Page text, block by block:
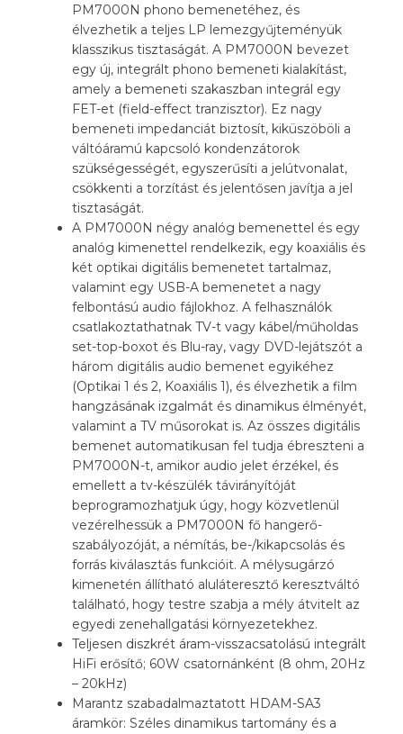
PM7000N phono bemenetéhez, és
élvezhetik a teljes LP lemezgyűjteményük
klasszikus tisztaságát. A PM7000N bevezet
egy új, integrált phono bemeneti kialakítást,
amely a bemeneti szakaszban integrál egy
FET-et (field-effect tranzisztor). Ez nagy
bemeneti impedanciát biztosít, kiküszöböli a
váltóáramú kapcsoló kondenzátorok
szükségességét, egyszerűsíti a jelútvonalat,
csökkenti a torzítást és jelentősen javítja a jel
tisztaságát.
A PM7000N négy analóg bemenettel és egy
analóg kimenettel rendelkezik, egy koaxiális és
két optikai digitális bemenetet tartalmaz,
valamint egy USB-A bemenetet a nagy
felbontású audio fájlokhoz. A felhasználók
csatlakoztathatnak TV-t vagy kábel/műholdas
set-top-boxot és Blu-ray, vagy DVD-lejátszót a
három digitális audio bemenet egyikéhez
(Optikai 1 és 2, Koaxiális 1), és élvezhetik a film
hangzásának izgalmát és dinamikus élményét,
valamint a TV műsorokat is. Az összes digitális
bemenet automatikusan fel tudja ébreszteni a
PM7000N-t, amikor audio jelet érzékel, és
emellett a tv-készülék távirányítóját
beprogramozhatjuk úgy, hogy közvetlenül
vezérelhessük a PM7000N fő hangerő-
szabályozóját, a némítás, be-/kikapcsolás és
forrás kiválasztás funkcióit. A mélysugárzó
kimenetén állítható aluláteresztő keresztváltó
található, hogy testre szabja a mély átvitelt az
egyedi zenehallgatási környezetekhez.
Teljesen diszkrét áram-visszacsatolású integrált
HiFi erősítő; 60W csatornánként (8 ohm, 20Hz
– 20kHz)
Marantz szabadalmaztatott HDAM-SA3
áramkör: Széles dinamikus tartomány és a